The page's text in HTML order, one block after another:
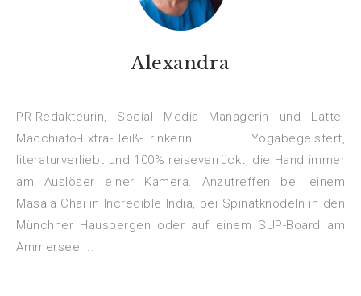
Alexandra
PR-Redakteurin, Social Media Managerin und Latte-
Macchiato-Extra-Heiß-Trinkerin. Yogabegeistert,
literaturverliebt und 100% reiseverrückt, die Hand immer
am Auslöser einer Kamera. Anzutreffen bei einem
Masala Chai in Incredible India, bei Spinatknödeln in den
Münchner Hausbergen oder auf einem SUP-Board am
Ammersee ...